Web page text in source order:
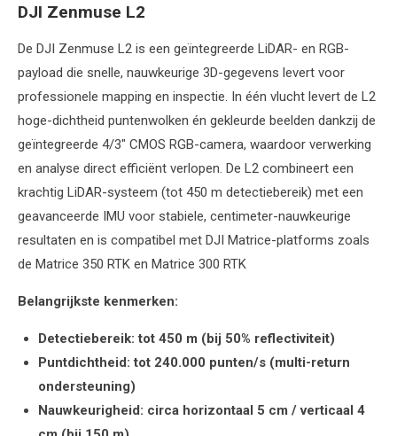
DJI Zenmuse L2
De DJI Zenmuse L2 is een geïntegreerde LiDAR- en RGB-
payload die snelle, nauwkeurige 3D-gegevens levert voor
professionele mapping en inspectie. In één vlucht levert de L2
hoge-dichtheid puntenwolken én gekleurde beelden dankzij de
geïntegreerde 4/3" CMOS RGB-camera, waardoor verwerking
en analyse direct efficiënt verlopen. De L2 combineert een
krachtig LiDAR-systeem (tot 450 m detectiebereik) met een
geavanceerde IMU voor stabiele, centimeter-nauwkeurige
resultaten en is compatibel met DJI Matrice-platforms zoals
de Matrice 350 RTK en Matrice 300 RTK
Belangrijkste kenmerken:
Detectiebereik: tot 450 m (bij 50% reflectiviteit)
Puntdichtheid: tot 240.000 punten/s (multi-return
ondersteuning)
Nauwkeurigheid: circa horizontaal 5 cm / verticaal 4